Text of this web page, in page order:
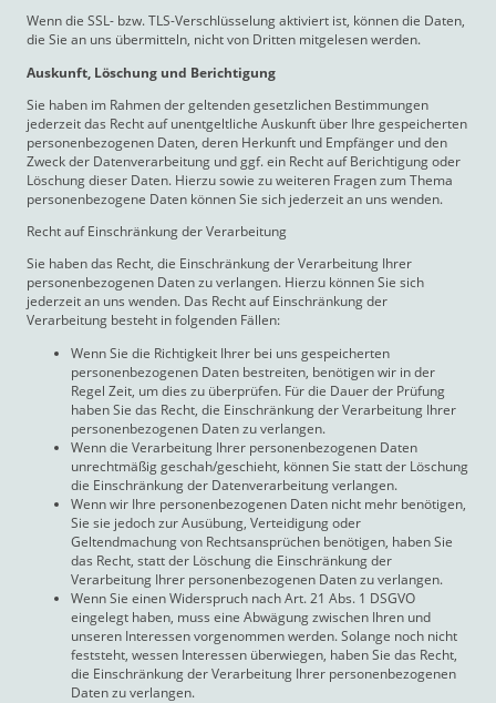
Wenn die SSL- bzw. TLS-Verschlüsselung aktiviert ist, können die Daten,
die Sie an uns übermitteln, nicht von Dritten mitgelesen werden.
Auskunft, Löschung und Berichtigung
Sie haben im Rahmen der geltenden gesetzlichen Bestimmungen
jederzeit das Recht auf unentgeltliche Auskunft über Ihre gespeicherten
personenbezogenen Daten, deren Herkunft und Empfänger und den
Zweck der Datenverarbeitung und ggf. ein Recht auf Berichtigung oder
Löschung dieser Daten. Hierzu sowie zu weiteren Fragen zum Thema
personenbezogene Daten können Sie sich jederzeit an uns wenden.
Recht auf Einschränkung der Verarbeitung
Sie haben das Recht, die Einschränkung der Verarbeitung Ihrer
personenbezogenen Daten zu verlangen. Hierzu können Sie sich
jederzeit an uns wenden. Das Recht auf Einschränkung der
Verarbeitung besteht in folgenden Fällen:
Wenn Sie die Richtigkeit Ihrer bei uns gespeicherten
personenbezogenen Daten bestreiten, benötigen wir in der
Regel Zeit, um dies zu überprüfen. Für die Dauer der Prüfung
haben Sie das Recht, die Einschränkung der Verarbeitung Ihrer
personenbezogenen Daten zu verlangen.
Wenn die Verarbeitung Ihrer personenbezogenen Daten
unrechtmäßig geschah/geschieht, können Sie statt der Löschung
die Einschränkung der Datenverarbeitung verlangen.
Wenn wir Ihre personenbezogenen Daten nicht mehr benötigen,
Sie sie jedoch zur Ausübung, Verteidigung oder
Geltendmachung von Rechtsansprüchen benötigen, haben Sie
das Recht, statt der Löschung die Einschränkung der
Verarbeitung Ihrer personenbezogenen Daten zu verlangen.
Wenn Sie einen Widerspruch nach Art. 21 Abs. 1 DSGVO
eingelegt haben, muss eine Abwägung zwischen Ihren und
unseren Interessen vorgenommen werden. Solange noch nicht
feststeht, wessen Interessen überwiegen, haben Sie das Recht,
die Einschränkung der Verarbeitung Ihrer personenbezogenen
Daten zu verlangen.